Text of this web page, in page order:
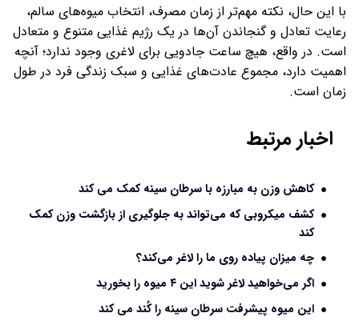
با این حال، نکته مهم‌تر از زمان مصرف، انتخاب میوه‌های سالم،
رعایت تعادل و گنجاندن آن‌ها در یک رژیم غذایی متنوع و متعادل
است. در واقع، هیچ ساعت جادویی برای لاغری وجود ندارد؛ آنچه
اهمیت دارد، مجموع عادت‌های غذایی و سبک زندگی فرد در طول
زمان است.
اخبار مرتبط
کاهش وزن به مبارزه با سرطان سینه کمک می کند
کشف میکروبی که می‌تواند به جلوگیری از بازگشت وزن کمک
کند
چه میزان پیاده روی ما را لاغر می‌کند؟
اگر می‌خواهید لاغر شوید این ۴ میوه را بخورید
این میوه پیشرفت سرطان سینه را کُند می کند